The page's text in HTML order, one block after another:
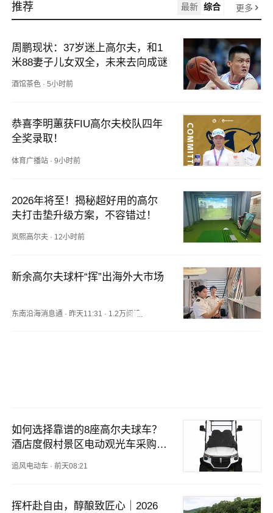
推荐 最新 综合 更多
周鹏现状：37岁迷上高尔夫，和1
米88妻子儿女双全，未来去向成谜
酒馆茶色 ·5小时前
恭喜李明蕙获FIU高尔夫校队四年
全奖录取！
体育广播站 ·9小时前
2026年将至！揭秘超好用的高尔
夫打击垫升级方案，不容错过！
岚熙高尔夫 · 12小时前
新余高尔夫球杆“挥”出海外大市场
东南沿海消息通 · 昨天11:31 · 1.2万阅读
如何选择靠谱的8座高尔夫球车？
酒店度假村景区电动观光车采购避
追风电动车 ·前天08:21
挥杆赴自由，醇酿致匠心｜2026